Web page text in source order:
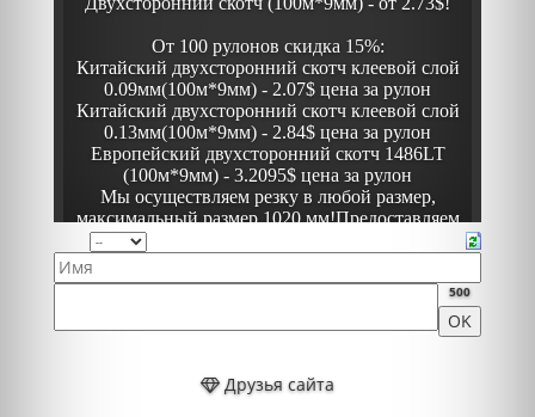
500
Друзья сайта